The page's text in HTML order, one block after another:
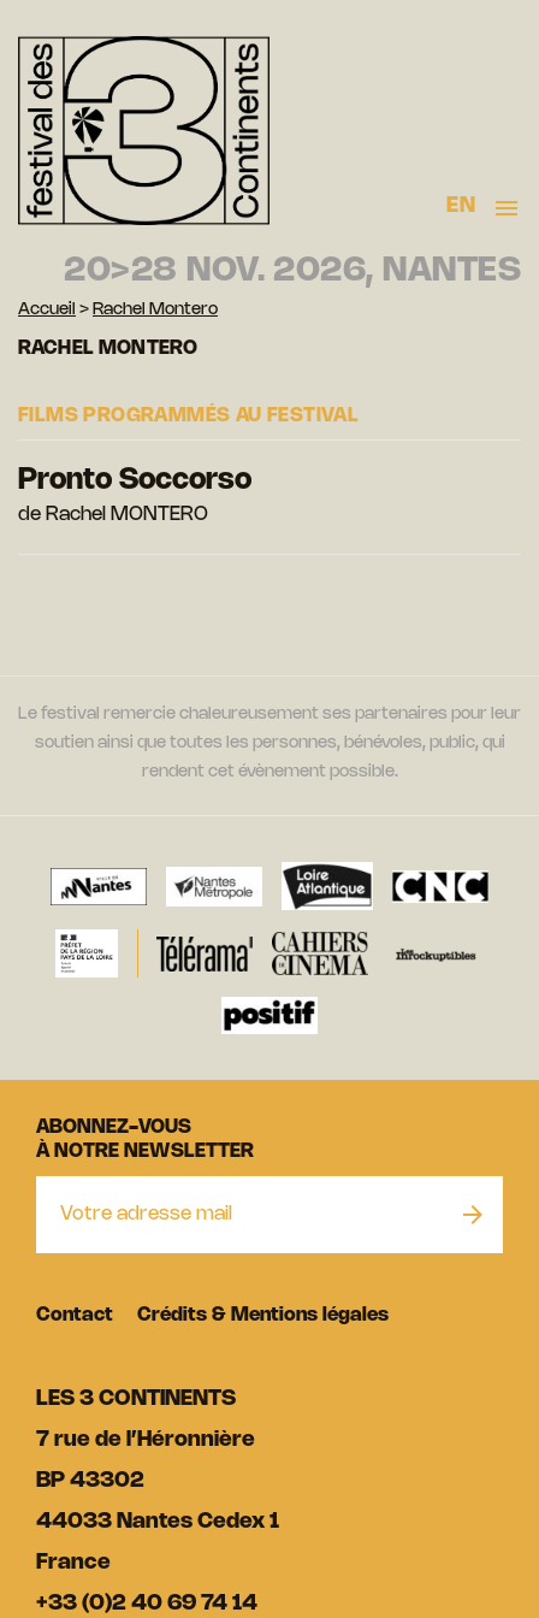
EN
20>28 NOV. 2026, NANTES
Accueil > Rachel Montero
RACHEL MONTERO
FILMS PROGRAMMÉS AU FESTIVAL
Pronto Soccorso
de Rachel MONTERO
Le festival remercie chaleureusement ses partenaires pour leur
soutien ainsi que toutes les personnes, bénévoles, public, qui
rendent cet évènement possible.
LES 3 CONTINENTS
7 rue de l’Héronnière
BP 43302
44033 Nantes Cedex 1
France
+33 (0)2 40 69 74 14
ABONNEZ-VOUS
À NOTRE NEWSLETTER
Contact Crédits & Mentions légales